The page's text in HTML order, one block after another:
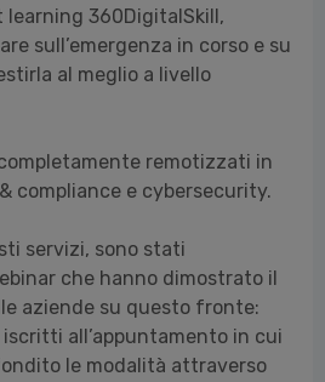
360DigitalSkill,
sull’emergenza in corso e su
al meglio a livello
remotizzati in
compliance e cybersecurity.
servizi, sono stati
che hanno dimostrato il
aziende su questo fronte:
iscritti all’appuntamento in cui
le modalità attraverso